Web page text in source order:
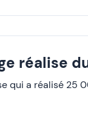
réalise
qui a réalisé 25